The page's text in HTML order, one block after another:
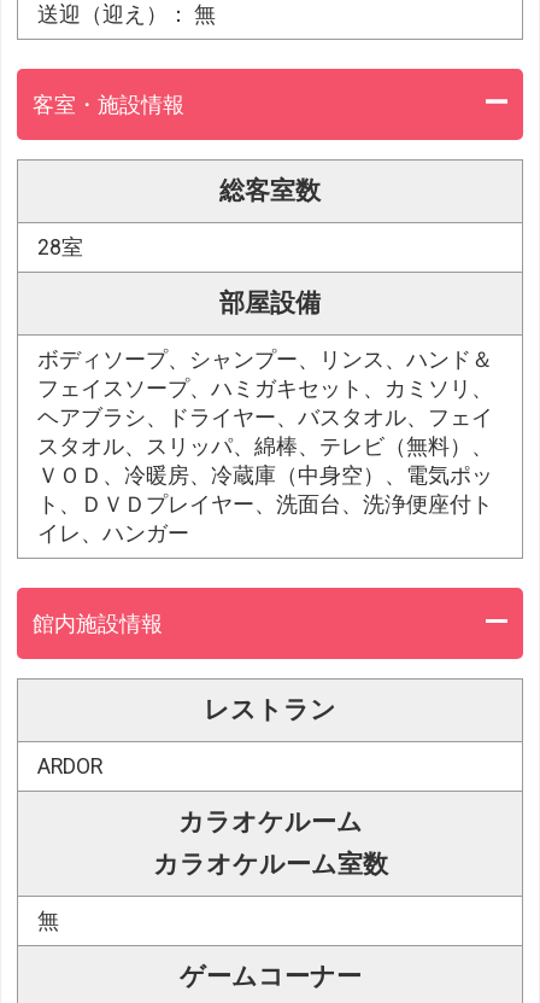
送迎（迎え）： 無
客室・施設情報
総客室数
28室
部屋設備
ボディソープ、シャンプー、リンス、ハンド＆
フェイスソープ、ハミガキセット、カミソリ、
ヘアブラシ、ドライヤー、バスタオル、フェイ
スタオル、スリッパ、綿棒、テレビ（無料）、
ＶＯＤ、冷暖房、冷蔵庫（中身空）、電気ポッ
ト、ＤＶＤプレイヤー、洗面台、洗浄便座付ト
イレ、ハンガー
館内施設情報
レストラン
ARDOR
カラオケルーム
カラオケルーム室数
無
ゲームコーナー